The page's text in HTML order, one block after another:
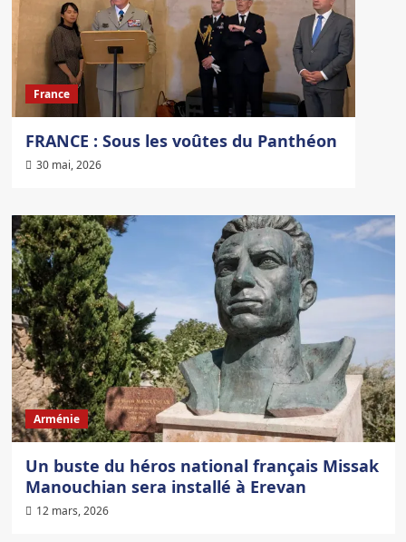
France
FRANCE : Sous les voûtes du Panthéon
30 mai, 2026
Arménie
Un buste du héros national français Missak
Manouchian sera installé à Erevan
12 mars, 2026